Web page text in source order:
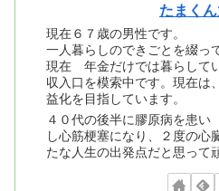
たまく
現在６７歳の男性です。
一人暮らしのできごとを綴っ
現在 年金だけでは暮らして
収入口を模索中です。現在は
益化を目指しています。
４０代の後半に膠原病を患い
し心筋梗塞になり、２度の心
たな人生の出発点だと思って